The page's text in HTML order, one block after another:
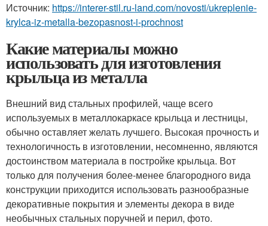
Источник: https://interer-stil.ru-land.com/novosti/ukreplenie-
krylca-iz-metalla-bezopasnost-i-prochnost
Какие материалы можно
использовать для изготовления
крыльца из металла
Внешний вид стальных профилей, чаще всего
используемых в металлокаркасе крыльца и лестницы,
обычно оставляет желать лучшего. Высокая прочность и
технологичность в изготовлении, несомненно, являются
достоинством материала в постройке крыльца. Вот
только для получения более-менее благородного вида
конструкции приходится использовать разнообразные
декоративные покрытия и элементы декора в виде
необычных стальных поручней и перил, фото.